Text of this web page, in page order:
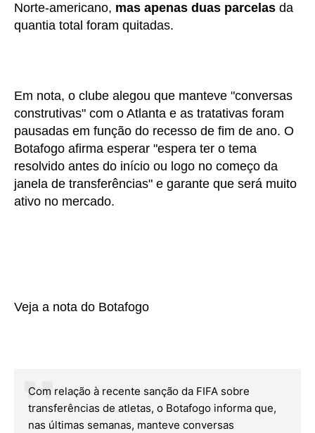
Norte-americano, mas apenas duas parcelas da
quantia total foram quitadas.
Em nota, o clube alegou que manteve "conversas
construtivas" com o Atlanta e as tratativas foram
pausadas em função do recesso de fim de ano. O
Botafogo afirma esperar "espera ter o tema
resolvido antes do início ou logo no começo da
janela de transferências" e garante que será muito
ativo no mercado.
Veja a nota do Botafogo
Com relação à recente sanção da FIFA sobre
transferências de atletas, o Botafogo informa que,
nas últimas semanas, manteve conversas